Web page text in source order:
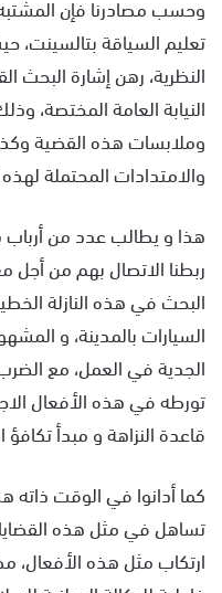
وحسب مصادرنا فإن
تعليم السياقة بتالسينت،
النظرية، رهن إشارة
النيابة العامة
وملابسات هذه القضية
والامتدادات المحتملة لهذه
هذا و يطالب عدد من
ربطنا الاتصال بهم من
البحث في هذه النازلة
السيارات بالمدينة، و
الجدية في العمل، مع
تورطه في هذه الأفعال
قاعدة النزاهة و مبدأ
كما أدانوا في الوقت
تساهل في مثل هذه
ارتكاب مثل هذه الأفعال،